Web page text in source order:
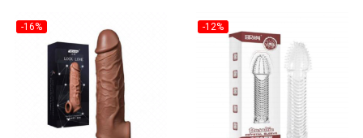
-16% -12%